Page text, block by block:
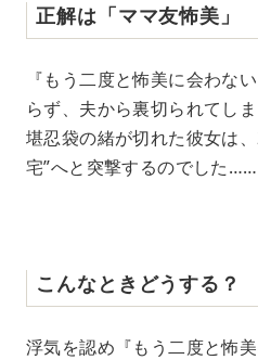
正解は「ママ友怖美」
『もう二度と怖美に会わな
らず、夫から裏切られてしま
堪忍袋の緒が切れた彼女は
宅”へと突撃するのでした……
こんなときどうする？
浮気を認め『もう二度と怖